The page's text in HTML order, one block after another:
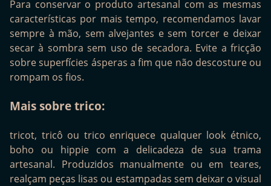
Para conservar o produto artesanal com as mesmas
características por mais tempo, recomendamos lavar
sempre à mão, sem alvejantes e sem torcer e deixar
secar à sombra sem uso de secadora. Evite a fricção
sobre superfícies ásperas a fim que não descosture ou
rompam os fios.
Mais sobre trico:
tricot, tricô ou trico enriquece qualquer look étnico,
boho ou hippie com a delicadeza de sua trama
artesanal. Produzidos manualmente ou em teares,
realçam peças lisas ou estampadas sem deixar o visual